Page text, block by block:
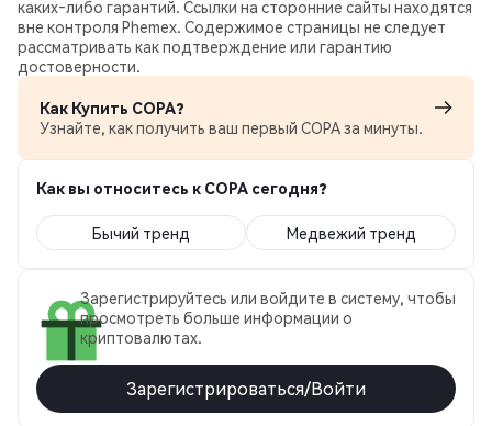
каких‑либо гарантий. Ссылки на сторонние сайты находятся
вне контроля Phemex. Содержимое страницы не следует
рассматривать как подтверждение или гарантию
достоверности.
Как Купить COPA?
Узнайте, как получить ваш первый COPA за минуты.
Как вы относитесь к COPA сегодня?
Бычий тренд Медвежий тренд
Зарегистрируйтесь или войдите в систему, чтобы
просмотреть больше информации о
криптовалютах.
Зарегистрироваться/Войти